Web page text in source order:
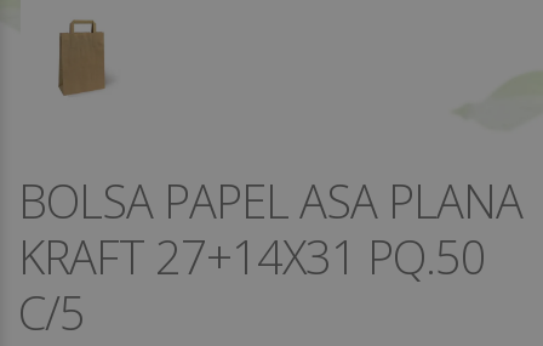
BOLSA PAPEL ASA PLANA
KRAFT 27+14X31 PQ.50
C/5